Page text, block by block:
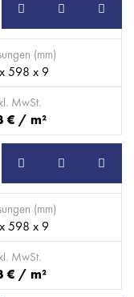
(mm)
598 x 9
MwSt.
€ / m²
(mm)
598 x 9
MwSt.
€ / m²